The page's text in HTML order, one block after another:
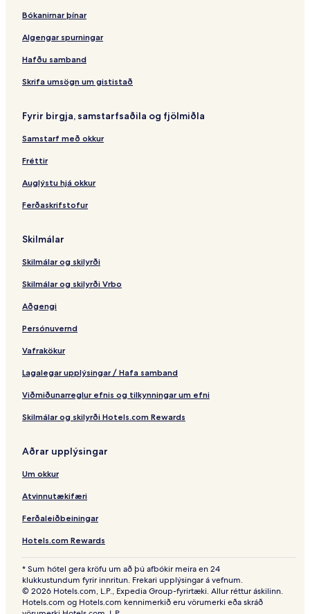
Bókanirnar þínar
Algengar spurningar
Hafðu samband
Skrifa umsögn um gististað
Fyrir birgja, samstarfsaðila og fjölmiðla
Samstarf með okkur
Fréttir
Auglýstu hjá okkur
Ferðaskrifstofur
Skilmálar
Skilmálar og skilyrði
Skilmálar og skilyrði Vrbo
Aðgengi
Persónuvernd
Vafrakökur
Lagalegar upplýsingar / Hafa samband
Viðmiðunarreglur efnis og tilkynningar um efni
Skilmálar og skilyrði Hotels.com Rewards
Aðrar upplýsingar
Um okkur
Atvinnutækifæri
Ferðaleiðbeiningar
Hotels.com Rewards
* Sum hótel gera kröfu um að þú afbókir meira en 24
klukkustundum fyrir innritun. Frekari upplýsingar á vefnum.
© 2026 Hotels.com, L.P., Expedia Group-fyrirtæki. Allur réttur áskilinn.
Hotels.com og Hotels.com kennimerkið eru vörumerki eða skráð